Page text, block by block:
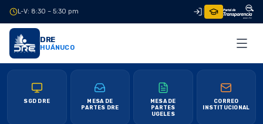
L-V: 8:30 – 5:30 pm
DRE
HUÁNUCO
SGD DRE
MESA DE
PARTES DRE
MESA DE
PARTES
UGELES
CORREO
INSTITUCIONAL